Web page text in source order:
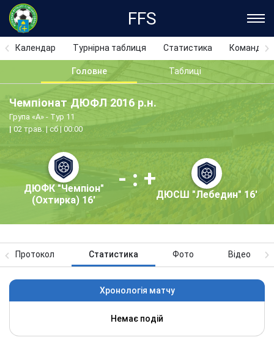
FFS
Календар Турнірна таблиця Статистика Команди
Головне Таблиці
Чемпіонат ДЮФЛ 2016 р.н.
Група «А» - Тур 11
ДЮФК "Чемпіон"
(Охтирка) 16'
- : +
ДЮСШ "Лебедин" 16'
02 трав. | сб | 00:00
Протокол Статистика Фото Відео
Хронологія матчу
Немає подій